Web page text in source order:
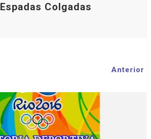
Espadas Colgadas
Anterior